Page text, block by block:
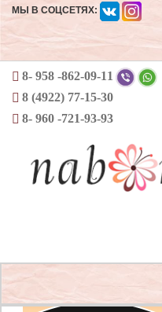
МЫ В СОЦСЕТЯХ:
8- 958 -862-09-11
8 (4922) 77-15-30
8- 960 -721-93-93